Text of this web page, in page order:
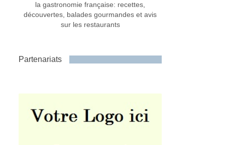
la gastronomie française: recettes,
découvertes, balades gourmandes et avis
sur les restaurants
Partenariats